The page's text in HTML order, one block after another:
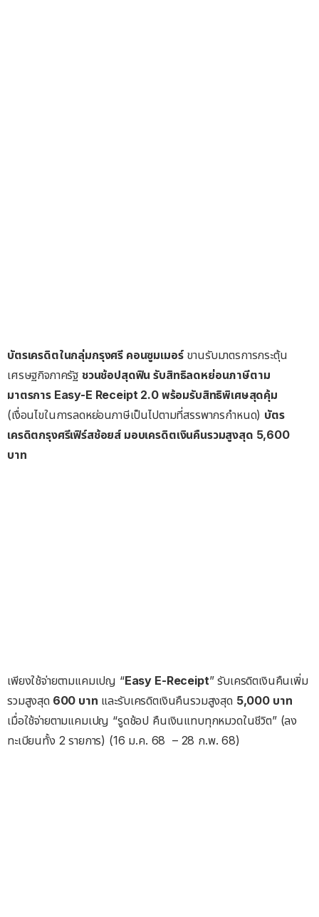
บัตรเครดิตในกลุ่มกรุงศรี คอนซูมเมอร์ขานรับมาตรการกระตุ้น
เศรษฐกิจภาครัฐ ชวนช้อปสุดฟิน รับสิทธิลดหย่อนภาษีตาม
มาตรการ Easy-E Receipt 2.0 พร้อมรับสิทธิพิเศษสุดคุ้ม
(เงื่อนไขในการลดหย่อนภาษีเป็นไปตามที่สรรพากรกำหนด) บัตร
เครดิตกรุงศรีเฟิร์สช้อยส์ มอบเครดิตเงินคืนรวมสูงสุด 5,600
บาท
เพียงใช้จ่ายตามแคมเปญ “Easy E-Receipt” รับเครดิตเงินคืนเพิ่ม
รวมสูงสุด 600 บาท และรับเครดิตเงินคืนรวมสูงสุด 5,000 บาท
เมื่อใช้จ่ายตามแคมเปญ “รูดช้อป คืนเงินแทบทุกหมวดในชีวิต” (ลง
ทะเบียนทั้ง 2 รายการ) (16 ม.ค. 68 – 28 ก.พ. 68)